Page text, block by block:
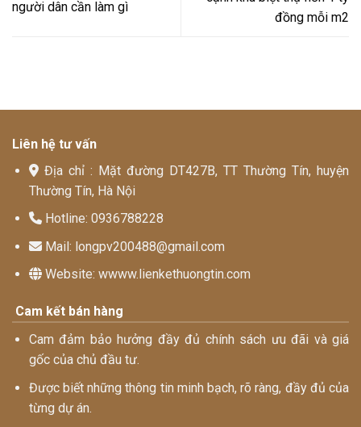
người dân cần làm gì
đồng mỗi m2
Liên hệ tư vấn
Địa chỉ : Mặt đường DT427B, TT Thường Tín, huyện
Thường Tín, Hà Nội
Hotline: 0936788228
Mail: longpv200488@gmail.com
Website: wwww.lienkethuongtin.com
Cam kết bán hàng
Cam đảm bảo hưởng đầy đủ chính sách ưu đãi và giá
gốc của chủ đầu tư.
Được biết những thông tin minh bạch, rõ ràng, đầy đủ của
từng dự án.